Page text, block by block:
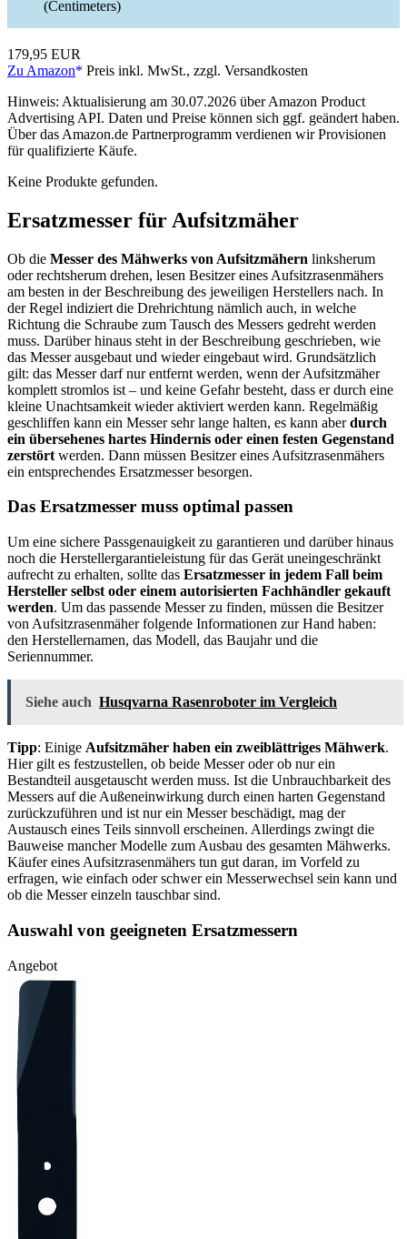
(Centimeters)
179,95 EUR
Zu Amazon
Preis inkl. MwSt., zzgl. Versandkosten
Hinweis: Aktualisierung am 30.07.2026 über Amazon Product
Advertising API. Daten und Preise können sich ggf. geändert haben.
Über das Amazon.de Partnerprogramm verdienen wir Provisionen
für qualifizierte Käufe.
Keine Produkte gefunden.
Ersatzmesser für Aufsitzmäher
Ob die Messer des Mähwerks von Aufsitzmähern linksherum
oder rechtsherum drehen, lesen Besitzer eines Aufsitzrasenmähers
am besten in der Beschreibung des jeweiligen Herstellers nach. In
der Regel indiziert die Drehrichtung nämlich auch, in welche
Richtung die Schraube zum Tausch des Messers gedreht werden
muss. Darüber hinaus steht in der Beschreibung geschrieben, wie
das Messer ausgebaut und wieder eingebaut wird. Grundsätzlich
gilt: das Messer darf nur entfernt werden, wenn der Aufsitzmäher
komplett stromlos ist – und keine Gefahr besteht, dass er durch eine
kleine Unachtsamkeit wieder aktiviert werden kann. Regelmäßig
geschliffen kann ein Messer sehr lange halten, es kann aberdurch
ein übersehenes hartes Hindernis oder einen festen Gegenstand
zerstört werden. Dann müssen Besitzer eines Aufsitzrasenmähers
ein entsprechendes Ersatzmesser besorgen.
Das Ersatzmesser muss optimal passen
Um eine sichere Passgenauigkeit zu garantieren und darüber hinaus
noch die Herstellergarantieleistung für das Gerät uneingeschränkt
aufrecht zu erhalten, sollte das Ersatzmesser in jedem Fall beim
Hersteller selbst oder einem autorisierten Fachhändler gekauft
werden. Um das passende Messer zu finden, müssen die Besitzer
von Aufsitzrasenmäher folgende Informationen zur Hand haben:
den Herstellernamen, das Modell, das Baujahr und die
Seriennummer.
Siehe auch Husqvarna Rasenroboter im Vergleich
Tipp: Einige Aufsitzmäher haben ein zweiblättriges Mähwerk.
Hier gilt es festzustellen, ob beide Messer oder ob nur ein
Bestandteil ausgetauscht werden muss. Ist die Unbrauchbarkeit des
Messers auf die Außeneinwirkung durch einen harten Gegenstand
zurückzuführen und ist nur ein Messer beschädigt, mag der
Austausch eines Teils sinnvoll erscheinen. Allerdings zwingt die
Bauweise mancher Modelle zum Ausbau des gesamten Mähwerks.
Käufer eines Aufsitzrasenmähers tun gut daran, im Vorfeld zu
erfragen, wie einfach oder schwer ein Messerwechsel sein kann und
ob die Messer einzeln tauschbar sind.
Auswahl von geeigneten Ersatzmessern
Angebot